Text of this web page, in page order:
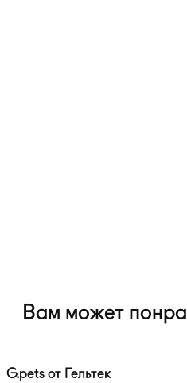
Вам может
G.pets от Гельтек